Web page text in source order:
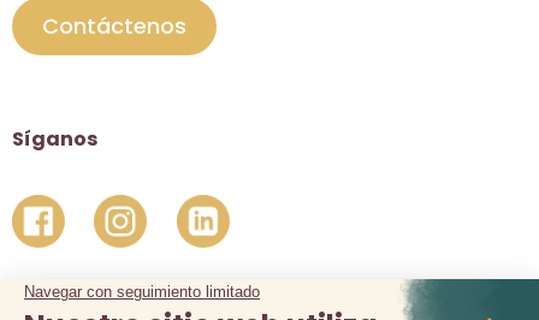
Contáctenos
Síganos